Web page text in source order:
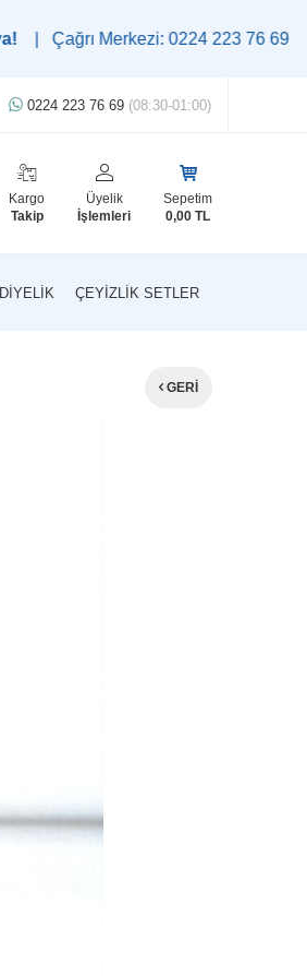
0224 223 76 69 | WhatsApp
0224 223 76 69 (08:30-01:00)
Kargo
Takip
Üyelik
İşlemleri
Sepetim
0,00 TL
ÇEYIZLIK SETLER
GERI